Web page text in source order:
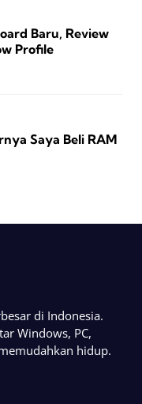
Baru, Review
Profile
Saya Beli RAM
di Indonesia.
Windows, PC,
hidup.